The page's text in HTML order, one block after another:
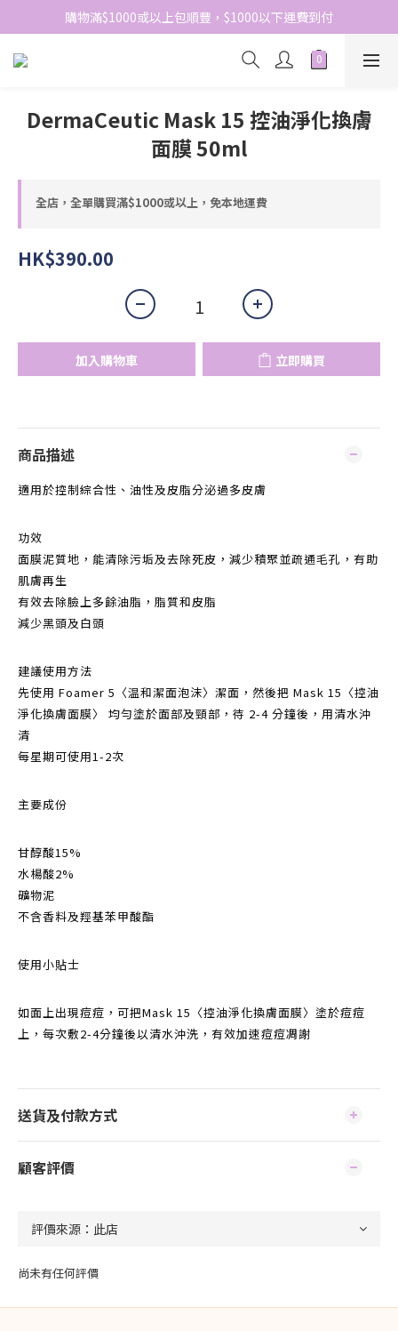
網站免費登記會員，會員優惠價於結帳時自動扣減
購物滿$1000或以上包順豐，$1000以下運費到付
網站免費登記會員，會員優惠價於結帳時自動扣減
DermaCeutic Mask 15 控油淨化換膚
面膜 50ml
全店，全單購買滿$1000或以上，免本地運費
HK$390.00
加入購物車 立即購買
商品描述
適用於控制綜合性、油性及皮脂分泌過多皮膚
功效
面膜泥質地，能清除污垢及去除死皮，減少積聚並疏通毛孔，有助
肌膚再生
有效去除臉上多餘油脂，脂質和皮脂
減少黑頭及白頭
建議使用方法
先使用 Foamer 5〈温和潔面泡沫〉潔面，然後把 Mask 15〈控油
淨化換膚面膜〉 均勻塗於面部及頸部，待 2-4 分鐘後，用清水沖
清
每星期可使用1-2次
主要成份
甘醇酸15%
水楊酸2%
礦物泥
不含香料及羥基苯甲酸酯
使用小貼士
如面上出現痘痘，可把Mask 15〈控油淨化換膚面膜〉塗於痘痘
上，每次敷2-4分鐘後以清水沖洗，有效加速痘痘凋謝
送貨及付款方式
顧客評價
尚未有任何評價